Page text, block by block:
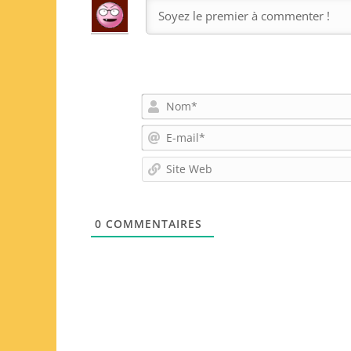
0 COMMENTAIRES